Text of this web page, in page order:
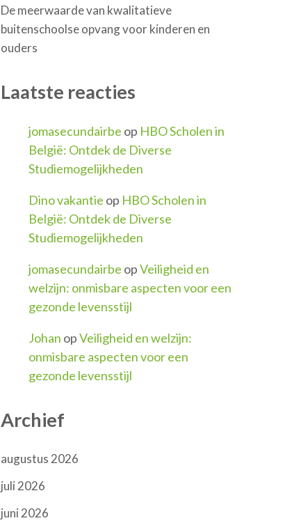
De meerwaarde van kwalitatieve
buitenschoolse opvang voor kinderen en
ouders
Laatste reacties
jomasecundairbe op HBO Scholen in
België: Ontdek de Diverse
Studiemogelijkheden
Dino vakantie op HBO Scholen in
België: Ontdek de Diverse
Studiemogelijkheden
jomasecundairbe opVeiligheid en
welzijn: onmisbare aspecten voor een
gezonde levensstijl
Johan opVeiligheid en welzijn:
onmisbare aspecten voor een
gezonde levensstijl
Archief
augustus 2026
juli 2026
juni 2026